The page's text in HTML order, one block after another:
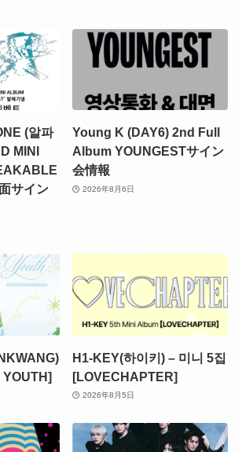
(알파
MINI
サイン
Young K (DAY6) 2nd Full
Album YOUNGESTサイン
会情報
2026年8月6日
YOUTH]
H1-KEY(하이키) – 미니 5집
[LOVECHAPTER]
2026年8月5日